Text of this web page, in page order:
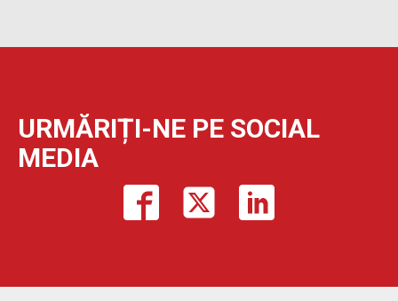
URMĂRIȚI-NE PE SOCIAL
MEDIA